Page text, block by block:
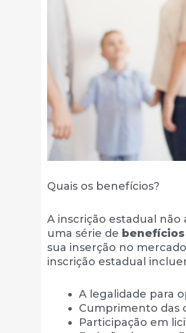
Quais os benefícios?
A inscrição estadual
uma série de benefícios
sua inserção no
inscrição estadual
A legalidade para
Cumprimento das
Participação em